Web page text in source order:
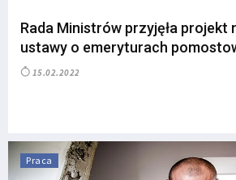
Rada Ministrów przyjęła projekt
ustawy o emeryturach
15.02.2022
Praca